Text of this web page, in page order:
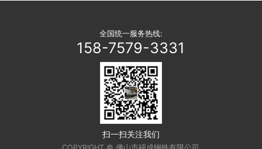
全国统一服务热线:
158-7579-3331
扫一扫关注我们